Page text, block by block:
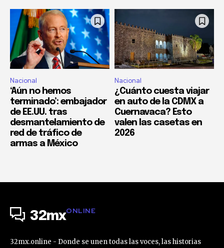
Nacional
‘Aún no hemos
terminado’: embajador
de EE.UU. tras
desmantelamiento de
red de tráfico de
armas a México
Nacional
¿Cuánto cuesta viajar
en auto de la CDMX a
Cuernavaca? Esto
valen las casetas en
2026
32mxONLINE
32mx.online - Donde se unen todas las voces, las historias